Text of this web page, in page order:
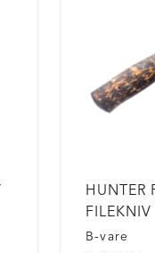
HUNTER
FILEKNIV
B-vare